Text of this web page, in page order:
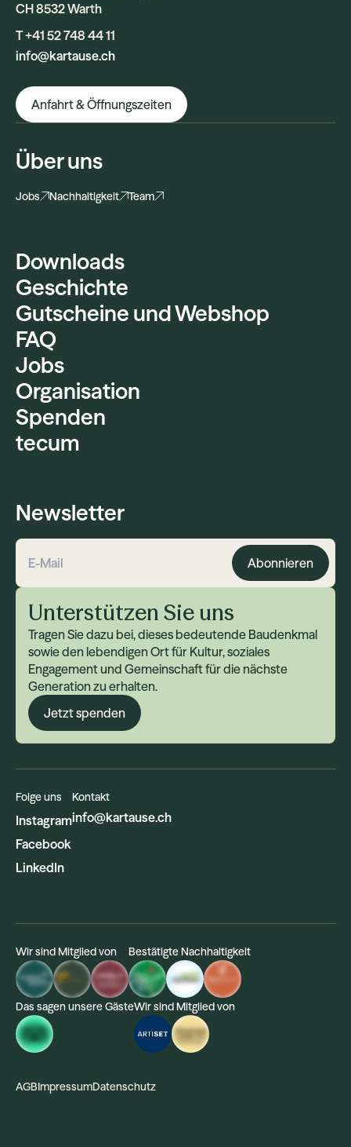
CH 8532 Warth
T +41 52 748 44 11
info@kartause.ch
Anfahrt & Öffnungszeiten
Über uns
Jobs Nachhaltigkeit Team
Downloads
Geschichte
Gutscheine und Webshop
FAQ
Jobs
Organisation
Spenden
tecum
Newsletter
E-Mail-Adresse Abonnieren
Unterstützen Sie uns
Tragen Sie dazu bei, dieses bedeutende Baudenkmal
sowie den lebendigen Ort für Kultur, soziales
Engagement und Gemeinschaft für die nächste
Generation zu erhalten.
Jetzt spenden
Folge uns
Instagram
Facebook
LinkedIn
Kontakt
info@kartause.ch
Wir sind Mitglied von Bestätigte Nachhaltigkeit
Das sagen unsere GästeWir sind Mitglied von
AGBImpressumDatenschutz